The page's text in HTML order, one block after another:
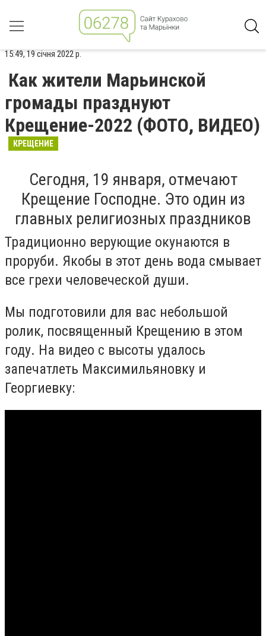
15:49, 19 січня 2022 р.
Как жители Марьинской
громады празднуют
Крещение-2022 (ФОТО, ВИДЕО)
КРЕЩЕНИЕ
Сегодня, 19 января, отмечают
Крещение Господне. Это один из
главных религиозных праздников
Традиционно верующие окунаются в
проруби. Якобы в этот день вода смывает
все грехи человеческой души.
Мы подготовили для вас небольшой
ролик, посвященный Крещению в этом
году. На видео с высоты удалось
запечатлеть Максимильяновку и
Георгиевку: